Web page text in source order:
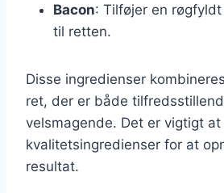
Bacon: Tilføjer en
til retten.
Disse ingredienser
ret, der er både
velsmagende. Det er vigtigt
kvalitetsingredienser for at
resultat.